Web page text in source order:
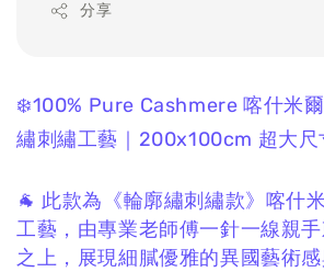
分享
❄️100% Pure Cashmere 喀什米
繡刺繡工藝｜200x100cm 超大
🐐 此款為《輪廓繡刺繡款》喀什
工藝，由專業老師傅一針一線親
之上，展現細膩優雅的異國藝術感